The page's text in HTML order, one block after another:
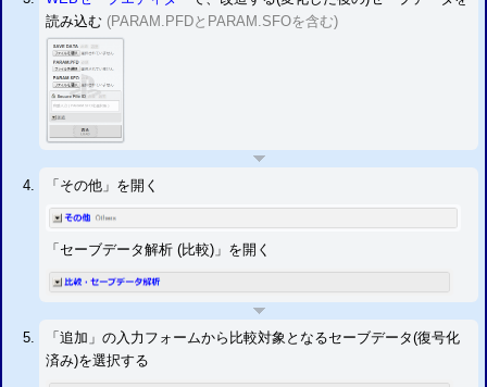
読み込む (PARAM.PFDとPARAM.SFOを含む)
「その他」を開く
「セーブデータ解析 (比較)」を開く
「追加」の入力フォームから比較対象となるセーブデータ(復号化
済み)を選択する